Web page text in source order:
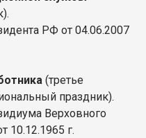
РФ от 04.06.2007
(третье
праздник).
Верховного
10.12.1965 г.